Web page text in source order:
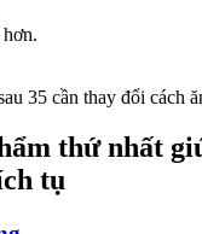
35 cần thay đổi cách
thứ nhất
tụ